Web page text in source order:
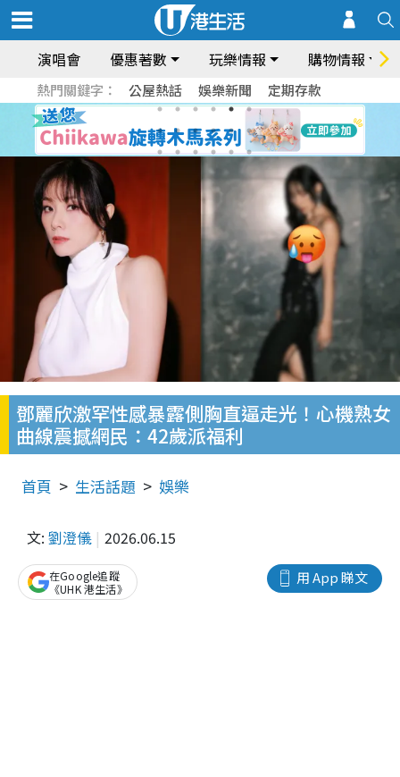
演唱會 優惠著數 玩樂情報 購物情報
熱門關鍵字： 公屋熱話 娛樂新聞 定期存款
鄧麗欣激罕性感暴露側胸直逼走光！心機熟女
曲線震撼網民：42歲派福利
首頁 生活話題 娛樂
文: 劉澄儀 2026.06.15
用 App 睇文
在Google追蹤
《UHK 港生活》